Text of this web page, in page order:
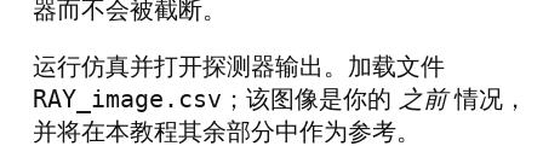
器而不会被截断。
运行仿真并打开探测器输出。加载文件
RAY_image.csv ；该图像是你的 之前情况，
并将在本教程其余部分中作为参考。